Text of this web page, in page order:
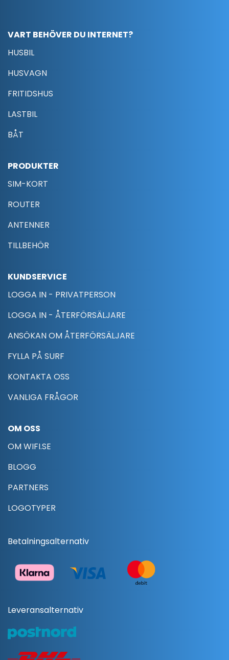
VART BEHÖVER DU INTERNET?
HUSBIL
HUSVAGN
FRITIDSHUS
LASTBIL
BÅT
PRODUKTER
SIM-KORT
ROUTER
ANTENNER
TILLBEHÖR
KUNDSERVICE
LOGGA IN - PRIVATPERSON
LOGGA IN - ÅTERFÖRSÄLJARE
ANSÖKAN OM ÅTERFÖRSÄLJARE
FYLLA PÅ SURF
KONTAKTA OSS
VANLIGA FRÅGOR
OM OSS
OM WIFI.SE
BLOGG
PARTNERS
LOGOTYPER
Betalningsalternativ
Leveransalternativ